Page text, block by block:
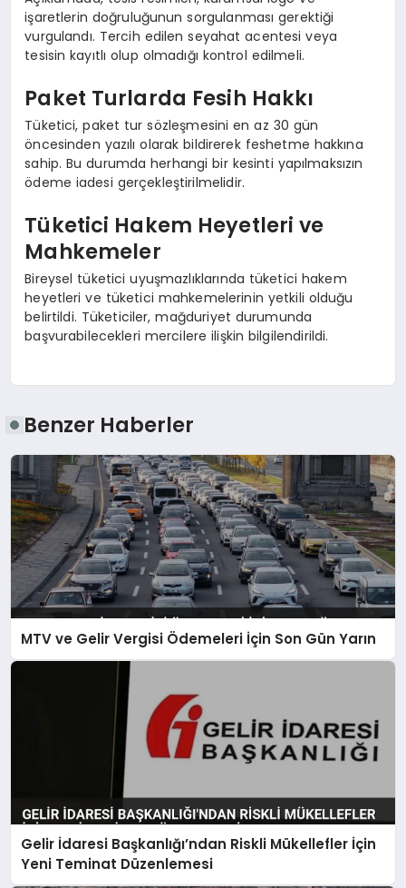
işaretlerin doğruluğunun sorgulanması gerektiği
vurgulandı. Tercih edilen seyahat acentesi veya
tesisin kayıtlı olup olmadığı kontrol edilmeli.
Paket Turlarda Fesih Hakkı
Tüketici, paket tur sözleşmesini en az 30 gün
öncesinden yazılı olarak bildirerek feshetme hakkına
sahip. Bu durumda herhangi bir kesinti yapılmaksızın
ödeme iadesi gerçekleştirilmelidir.
Tüketici Hakem Heyetleri ve
Mahkemeler
Bireysel tüketici uyuşmazlıklarında tüketici hakem
heyetleri ve tüketici mahkemelerinin yetkili olduğu
belirtildi. Tüketiciler, mağduriyet durumunda
başvurabilecekleri mercilere ilişkin bilgilendirildi.
Benzer Haberler
MTV ve Gelir Vergisi Ödemeleri İçin Son Gün Yarın
Gelir İdaresi Başkanlığı’ndan Riskli Mükellefler İçin
Yeni Teminat Düzenlemesi